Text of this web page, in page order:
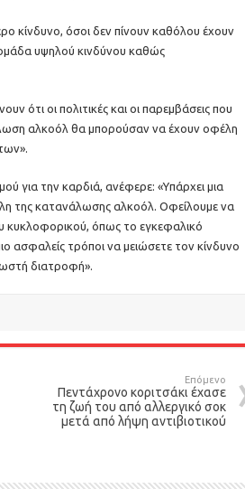
κίνδυνο, όσοι δεν πίνουν καθόλου έχουν
υψηλού κινδύνου καθώς
ότι οι πολιτικές και οι παρεμβάσεις που
αλκοόλ θα μπορούσαν να έχουν οφέλη
για την καρδιά, ανέφερε: «Υπάρχει μια
της κατανάλωσης αλκοόλ. Οφείλουμε να
κυκλοφορικού, όπως το εγκεφαλικό
ασφαλείς τρόποι να μειώσετε τον κίνδυνο
διατροφή».
Επόμενο
Πεντάχρονο κοριτσάκι έχασε
τη ζωή του από αλλεργικό σοκ
μετά από λήψη αντιβιοτικού